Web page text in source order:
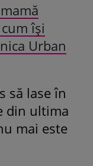
își
Urban
să lase în
din ultima
mai este